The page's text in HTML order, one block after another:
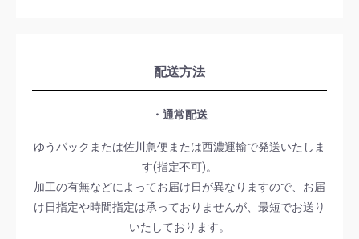
配送方法
・通常配送
ゆうパックまたは佐川急便または西濃運輸で発送いたしま
す(指定不可)。
加工の有無などによってお届け日が異なりますので、お届
け日指定や時間指定は承っておりませんが、最短でお送り
いたしております。